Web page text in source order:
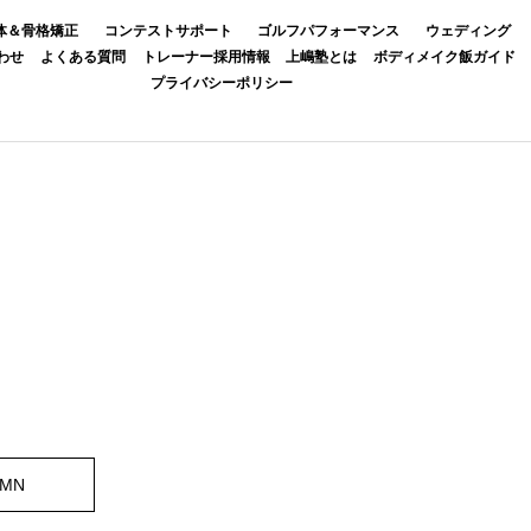
＆骨格矯正 コンテストサポート ゴルフパフォーマンス
ウェディング
せ よくある質問 トレーナー採用情報 上嶋塾とは
ボディメイク飯ガイド
プライバシーポリシー